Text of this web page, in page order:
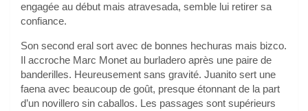
engagée au début mais atravesada, semble lui retirer sa
confiance.
Son second eral sort avec de bonnes hechuras mais bizco.
Il accroche Marc Monet au burladero après une paire de
banderilles. Heureusement sans gravité. Juanito sert une
faena avec beaucoup de goût, presque étonnant de la part
d’un novillero sin caballos. Les passages sont supérieurs